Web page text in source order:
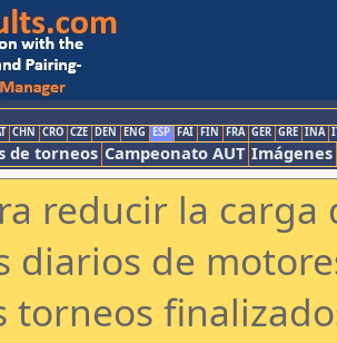
CHN CRO CZE DEN ENG ESP FAI FIN FRA GER GRE INA
de torneos Campeonato AUT Imágenes
reducir la
diarios de
torneos